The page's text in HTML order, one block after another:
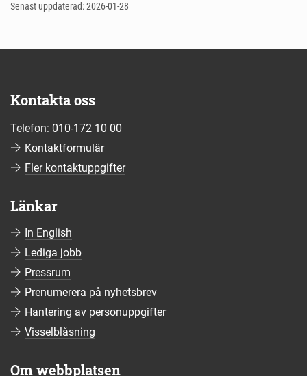
Senast uppdaterad: 2026-01-28
Kontakta oss
Telefon: 010-172 10 00
Kontaktformulär
Fler kontaktuppgifter
Länkar
In English
Lediga jobb
Pressrum
Prenumerera på nyhetsbrev
Hantering av personuppgifter
Visselblåsning
Om webbplatsen